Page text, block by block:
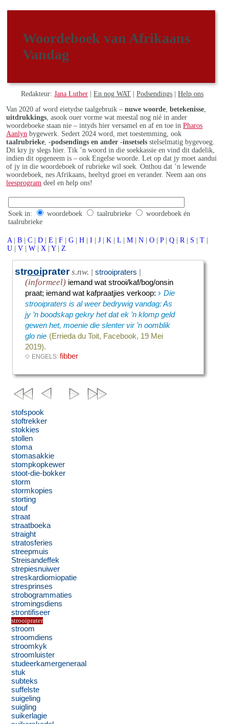
Woordeboek van Afrikaans
Vandag
Redakteur:Jana Luther |En nog WAT |Podsendings |Help ons
Van 2020 af word eietydse taalgebruik –nuwe woorde ,betekenisse
uitdrukkings , asook ouer vorme wat meestal nog nié in ander
woordeboeke staan nie – intyds hier versamel en af en toe inPharos
Aanlyn bygewerk. Sedert 2024 word, met toestemming, ook
taalrubrieke ,-podsendings en ander -insetsels stelselmatig bygevoeg.
Dit kry jy slegs hier. Tik ’n woord in die soekkassie en vind dit dadelik,
indien dit opgeneem is – ook Engelse woorde. Let op dat jy moet aandui
of jy in die woordeboek of rubrieke wil soek. Onthou dat ’n lewende
woordeboek, nes Afrikaans, heeltyd groei en verander. Neem aan ons
leesprogram deel en help ons!
Soek in: woordeboek taalrubrieke
woordeboek én
taalrubrieke
A | B | C | D | E | F | G | H | I | J | K | L | M | N | O | P | Q | R | S | T |
U | V | W | X | Y | Z
strooiprater s.nw. |strooipraters |
(informeel) iemand wat strooi/kaf/bog/onsin
praat; iemand wat kafpraatjies verkoop:› Die
strooipraters is al weer bedrywig vandag: As
jy ’n boodskap gekry het dat ek ’n klomp geld
gewen het, moenie die slenter vir ’n oomblik
glo nie (Errieda du Toit, Facebook, 19 Mei
2019).
◌ ENGELS:fibber
stofspook
stoftrekker
stokkies
stollen
stoma
stomasakkie
stompkopkewer
stoot-die-bokker
storm
stormkopies
storting
stouf
straat
straatboeka
straight
stratosferies
streepmuis
Streisandeffek
strepiesnuiwer
streskardiomiopatie
stresprinses
strobogrammaties
stromingsdiens
strontifiseer
strooiprater
stroom
stroomdiens
stroomkyk
stroomluister
studeerkamergeneraal
stuk
subteks
suffelste
suigeling
suigling
suikerlagie